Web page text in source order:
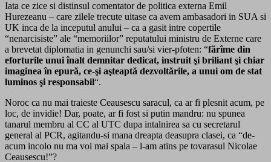
Iata ce zice si distinsul comentator de politica externa Emil
Hurezeanu – care zilele trecute uitase ca avem ambasadori in SUA si
UK inca de la inceputul anului – ca a gasit intre copertile
“nenarcisiste” ale “memoriilor” reputatului ministru de Externe care
a brevetat diplomatia in genunchi sau/si vier-pfoten: “fărîme din
eforturile unui înalt demnitar dedicat, instruit şi briliant şi chiar
imaginea în epură, ce-şi aşteaptă dezvoltările, a unui om de stat
luminos şi responsabil“.
Noroc ca nu mai traieste Ceausescu saracul, ca ar fi plesnit acum, pe
loc, de invidie! Dar, poate, ar fi fost si putin mandru: nu spunea
tanarul membru al CC al UTC dupa intalnirea sa cu secretarul
general al PCR, agitandu-si mana dreapta deasupra clasei, ca “de-
acum incolo nu ma voi mai spala – l-am atins pe tovarasul Nicolae
Ceausescu!”?